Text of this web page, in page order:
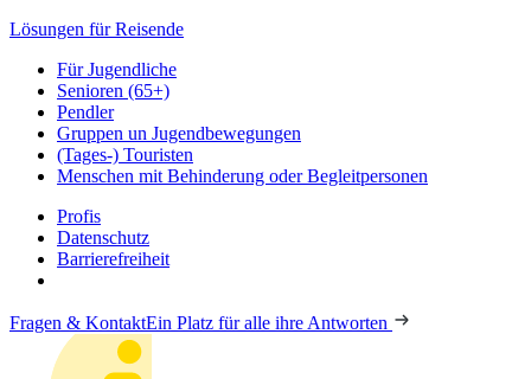
Lösungen für Reisende
Für Jugendliche
Senioren (65+)
Pendler
Gruppen un Jugendbewegungen
(Tages-) Touristen
Menschen mit Behinderung oder Begleitpersonen
Profis
Datenschutz
Barrierefreiheit
Fragen & KontaktEin Platz für alle ihre Antworten